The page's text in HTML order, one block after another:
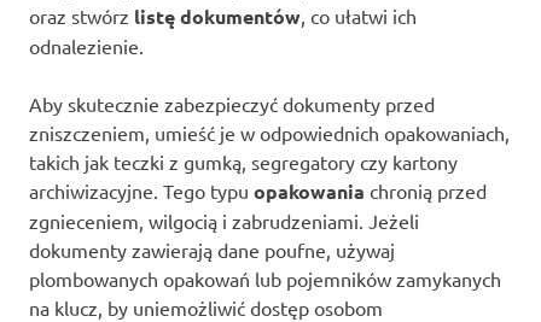
oraz stwórz listę dokumentów , co ułatwi ich
odnalezienie.
Aby skutecznie zabezpieczyć dokumenty przed
zniszczeniem, umieść je w odpowiednich opakowaniach,
takich jak teczki z gumką, segregatory czy kartony
archiwizacyjne. Tego typu opakowania chronią przed
zgnieceniem, wilgocią i zabrudzeniami. Jeżeli
dokumenty zawierają dane poufne, używaj
plombowanych opakowań lub pojemników zamykanych
na klucz, by uniemożliwić dostęp osobom